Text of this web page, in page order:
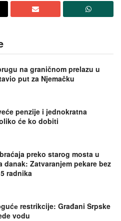
na graničnom prelazu u
put za Njemačku
penzije i jednokratna
će ko dobiti
preko starog mosta u
danak: Zatvaranjem pekare bez
radnika
restrikcije: Građani Srpske
vodu